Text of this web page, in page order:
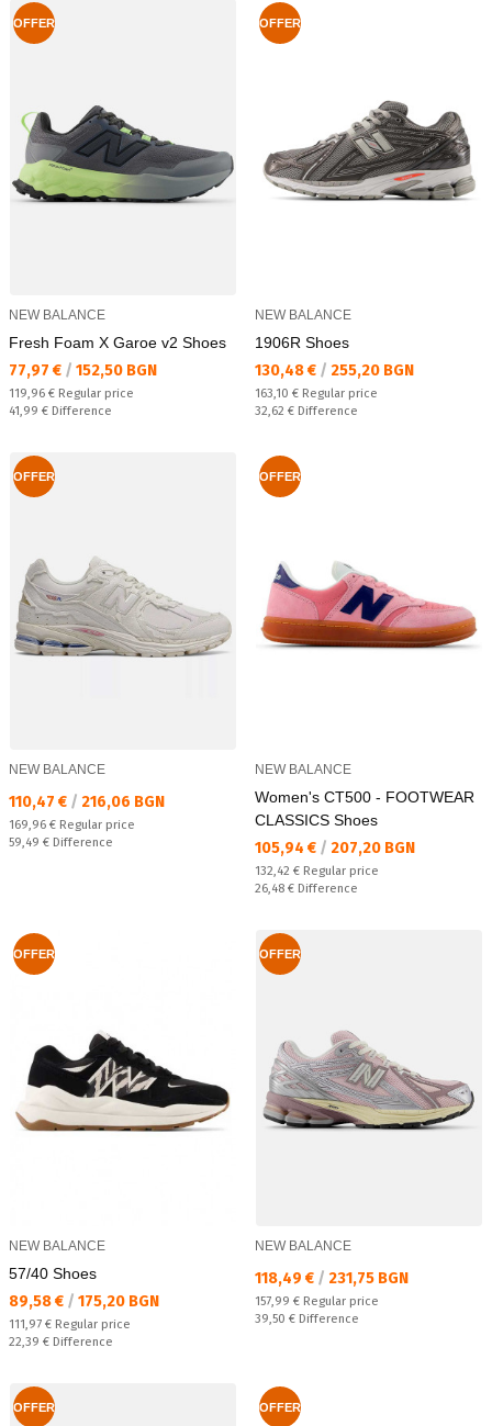
OFFER
NEW BALANCE
Fresh Foam X Garoe v2 Shoes
Текуща цена:
77,97 € / 152,50 BGN
Regular price:
119,96 € Regular price
Спестявате:
41,99 € Difference
OFFER
NEW BALANCE
1906R Shoes
Текуща цена:
130,48 € / 255,20 BGN
Regular price:
163,10 € Regular price
Спестявате:
32,62 € Difference
OFFER
NEW BALANCE
Текуща цена:
110,47 € / 216,06 BGN
Regular price:
169,96 € Regular price
Спестявате:
59,49 € Difference
OFFER
NEW BALANCE
Women's CT500 - FOOTWEAR
CLASSICS Shoes
Текуща цена:
105,94 € / 207,20 BGN
Regular price:
132,42 € Regular price
Спестявате:
26,48 € Difference
OFFER
NEW BALANCE
57/40 Shoes
Текуща цена:
89,58 € / 175,20 BGN
Regular price:
111,97 € Regular price
Спестявате:
22,39 € Difference
OFFER
NEW BALANCE
Текуща цена:
118,49 € / 231,75 BGN
Regular price:
157,99 € Regular price
Спестявате:
39,50 € Difference
OFFER OFFER